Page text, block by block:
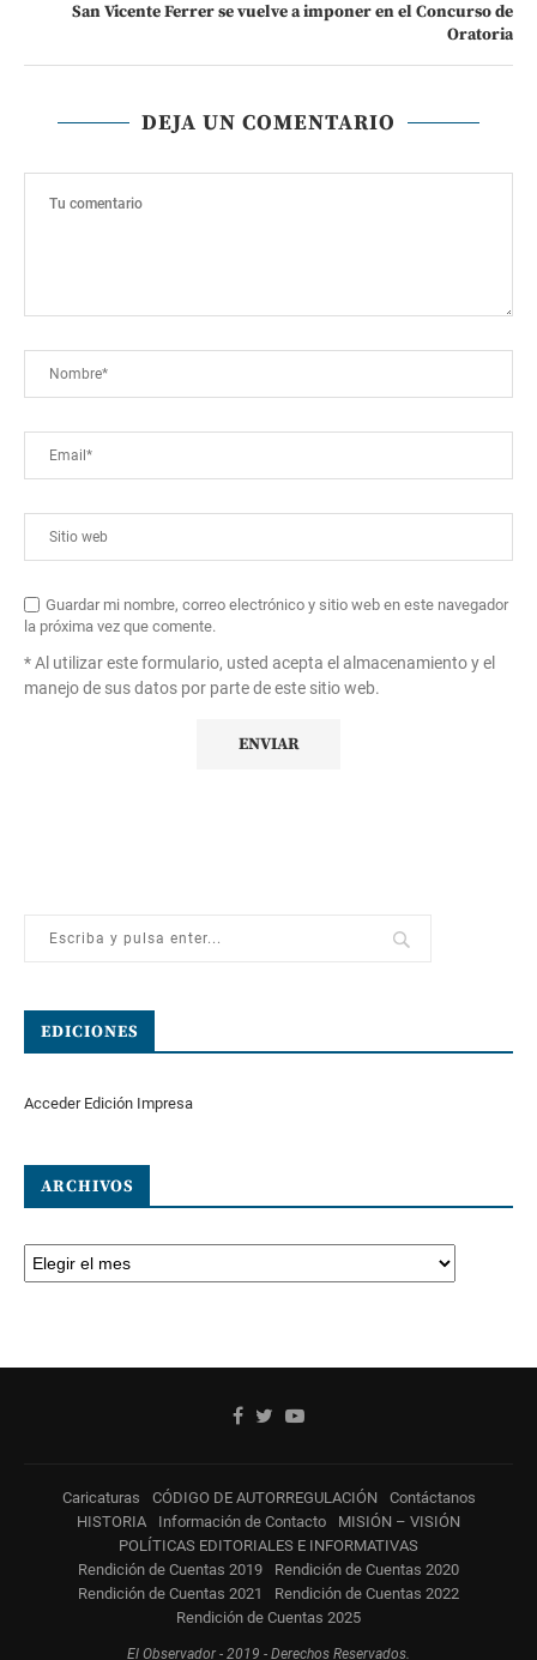
San Vicente Ferrer se vuelve a imponer en el Concurso de
Oratoria
DEJA UN COMENTARIO
Guardar mi nombre, correo electrónico y sitio web en este navegador
la próxima vez que comente.
* Al utilizar este formulario, usted acepta el almacenamiento y el
manejo de sus datos por parte de este sitio web.
EDICIONES
Acceder Edición Impresa
ARCHIVOS
Caricaturas CÓDIGO DE AUTORREGULACIÓN
Contáctanos
HISTORIA
Información de Contacto
MISIÓN – VISIÓN
POLÍTICAS EDITORIALES E INFORMATIVAS
Rendición de Cuentas 2019
Rendición de Cuentas 2020
Rendición de Cuentas 2021
Rendición de Cuentas 2022
Rendición de Cuentas 2025
El Observador - 2019 - Derechos Reservados.